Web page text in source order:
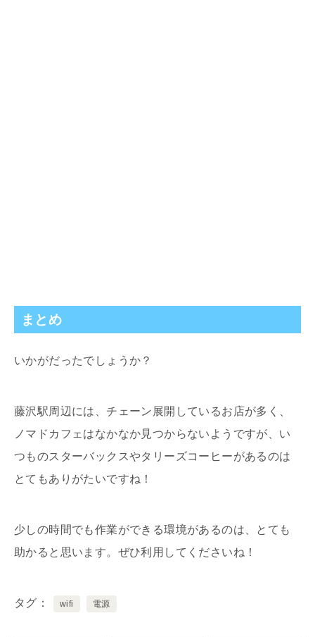
まとめ
いかがだったでしょうか？
藤沢駅周辺には、チェーン展開しているお店が多く、
ノマドカフェはなかなか見つからないようですが、い
つものスターバックスやタリーズコーヒーがあるのは
とてもありがたいですね！
少しの時間でも作業ができる環境があるのは、とても
助かると思います。ぜひ利用してくださいね！
タグ wifi 電源